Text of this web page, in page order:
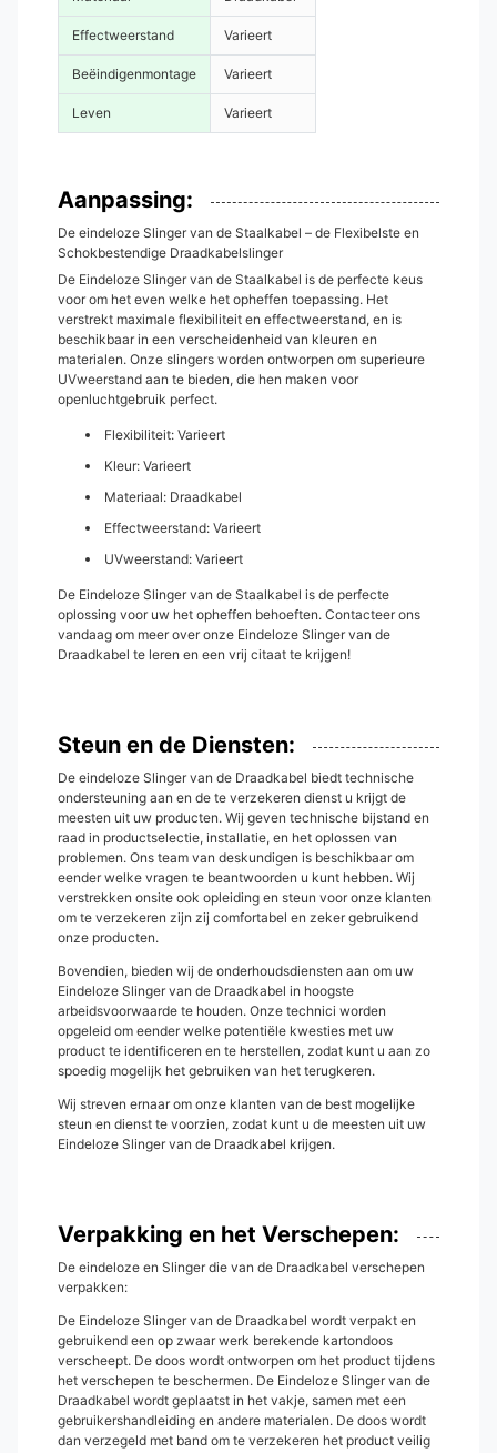
Effectweerstand Varieert
Beëindigenmontage Varieert
Leven Varieert
Aanpassing:
De eindeloze Slinger van de Staalkabel – de Flexibelste en
Schokbestendige Draadkabelslinger
De Eindeloze Slinger van de Staalkabel is de perfecte keus
voor om het even welke het opheffen toepassing. Het
verstrekt maximale flexibiliteit en effectweerstand, en is
beschikbaar in een verscheidenheid van kleuren en
materialen. Onze slingers worden ontworpen om superieure
UVweerstand aan te bieden, die hen maken voor
openluchtgebruik perfect.
Flexibiliteit: Varieert
Kleur: Varieert
Materiaal: Draadkabel
Effectweerstand: Varieert
UVweerstand: Varieert
De Eindeloze Slinger van de Staalkabel is de perfecte
oplossing voor uw het opheffen behoeften. Contacteer ons
vandaag om meer over onze Eindeloze Slinger van de
Draadkabel te leren en een vrij citaat te krijgen!
Steun en de Diensten:
De eindeloze Slinger van de Draadkabel biedt technische
ondersteuning aan en de te verzekeren dienst u krijgt de
meesten uit uw producten. Wij geven technische bijstand en
raad in productselectie, installatie, en het oplossen van
problemen. Ons team van deskundigen is beschikbaar om
eender welke vragen te beantwoorden u kunt hebben. Wij
verstrekken onsite ook opleiding en steun voor onze klanten
om te verzekeren zijn zij comfortabel en zeker gebruikend
onze producten.
Bovendien, bieden wij de onderhoudsdiensten aan om uw
Eindeloze Slinger van de Draadkabel in hoogste
arbeidsvoorwaarde te houden. Onze technici worden
opgeleid om eender welke potentiële kwesties met uw
product te identificeren en te herstellen, zodat kunt u aan zo
spoedig mogelijk het gebruiken van het terugkeren.
Wij streven ernaar om onze klanten van de best mogelijke
steun en dienst te voorzien, zodat kunt u de meesten uit uw
Eindeloze Slinger van de Draadkabel krijgen.
Verpakking en het Verschepen:
De eindeloze en Slinger die van de Draadkabel verschepen
verpakken:
De Eindeloze Slinger van de Draadkabel wordt verpakt en
gebruikend een op zwaar werk berekende kartondoos
verscheept. De doos wordt ontworpen om het product tijdens
het verschepen te beschermen. De Eindeloze Slinger van de
Draadkabel wordt geplaatst in het vakje, samen met een
gebruikershandleiding en andere materialen. De doos wordt
dan verzegeld met band om te verzekeren het product veilig